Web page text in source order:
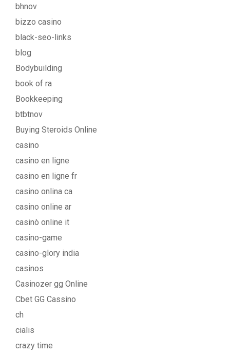
bhnov
bizzo casino
black-seo-links
blog
Bodybuilding
book of ra
Bookkeeping
btbtnov
Buying Steroids Online
casino
casino en ligne
casino en ligne fr
casino onlina ca
casino online ar
casinò online it
casino-game
casino-glory india
casinos
Casinozer gg Online
Cbet GG Cassino
ch
cialis
crazy time